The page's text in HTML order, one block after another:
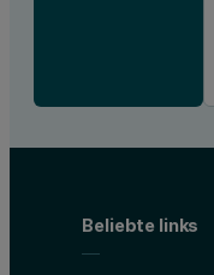
Beliebte links